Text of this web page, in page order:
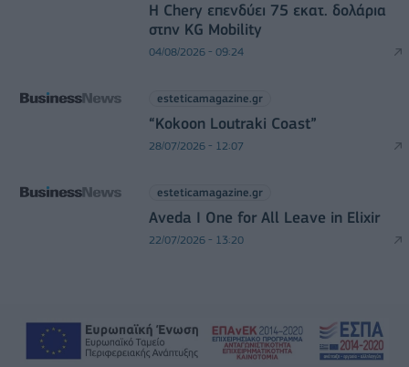
Η Chery επενδύει 75 εκατ. δολάρια
στην KG Mobility
04/08/2026 - 09:24
esteticamagazine.gr
“Kokoon Loutraki Coast”
28/07/2026 - 12:07
esteticamagazine.gr
Aveda I One for All Leave in Elixir
22/07/2026 - 13:20